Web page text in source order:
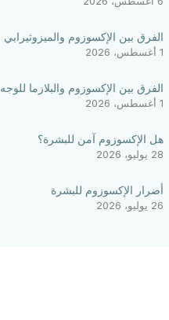
الفرق بين الإكسوزوم والميزوثيرابي
1 أغسطس، 2026
الفرق بين الإكسوزوم والبلازما للوجه
1 أغسطس، 2026
هل الإكسوزوم آمن للبشرة؟
28 يوليو، 2026
أضرار الإكسوزوم للبشرة
26 يوليو، 2026